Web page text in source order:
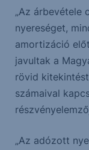
„Az árbevétele
nyereséget,
amortizáció
javultak a
rövid
számaival
„Az adózott